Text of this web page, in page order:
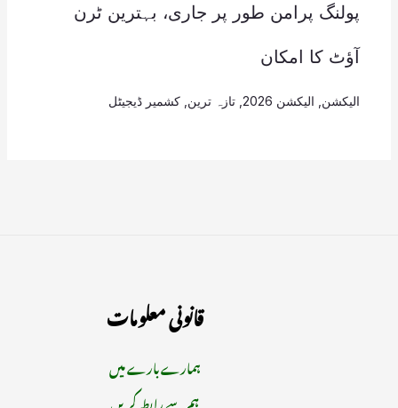
پولنگ پرامن طور پر جاری، بہترین ٹرن
آؤٹ کا امکان
الیکشن الیکشن 2026 , تازہ ترین کشمیر ڈیجیٹل
قانونی معلومات
ہمارے بارے میں